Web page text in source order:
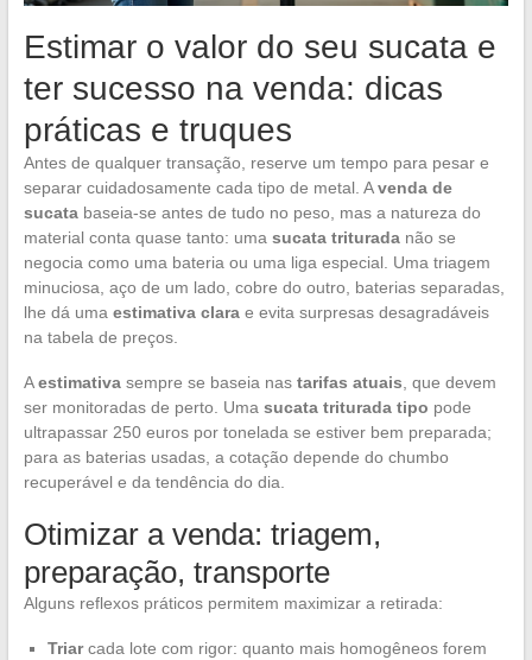
Estimar o valor do seu sucata e
ter sucesso na venda: dicas
práticas e truques
Antes de qualquer transação, reserve um tempo para pesar e
separar cuidadosamente cada tipo de metal. Avenda de
sucatabaseia-se antes de tudo no peso, mas a natureza do
material conta quase tanto: uma sucata trituradanão se
negocia como uma bateria ou uma liga especial. Uma triagem
minuciosa, aço de um lado, cobre do outro, baterias separadas,
lhe dá uma estimativa clarae evita surpresas desagradáveis
na tabela de preços.
Aestimativasempre se baseia nas tarifas atuais , que devem
ser monitoradas de perto. Uma sucata triturada tipo pode
ultrapassar 250 euros por tonelada se estiver bem preparada;
para as baterias usadas, a cotação depende do chumbo
recuperável e da tendência do dia.
Otimizar a venda: triagem,
preparação, transporte
Alguns reflexos práticos permitem maximizar a retirada:
Triarcada lote com rigor: quanto mais homogêneos forem